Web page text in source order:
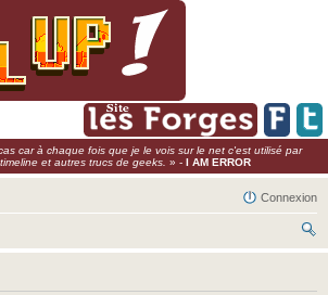
car à chaque fois que je le vois sur le net c'est utilisé par
et autres trucs de geeks. » - I AM ERROR
Connexion
ec